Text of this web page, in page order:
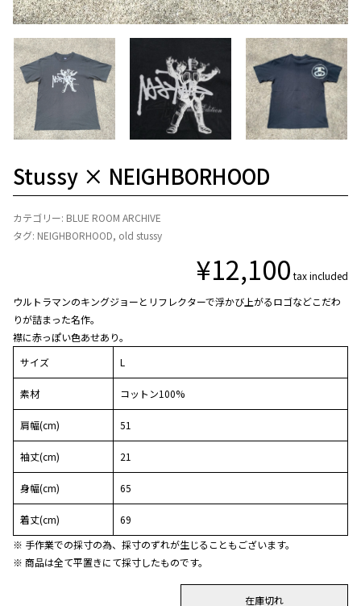
Stussy × NEIGHBORHOOD
カテゴリー: BLUE ROOM ARCHIVE
タグ: NEIGHBORHOOD, old stussy
¥12,100 tax included
ウルトラマンのキングジョーとリフレクターで浮かび上がるロゴなどこだわ
りが詰まった名作。
襟に赤っぽい色あせあり。
サイズ
L
素材 コットン100%
肩幅(cm) 51
袖丈(cm) 21
身幅(cm) 65
着丈(cm)
69
※ 手作業での採寸の為、採寸のずれが生じることもございます。
※ 商品は全て平置きにて採寸したものです。
在庫切れ